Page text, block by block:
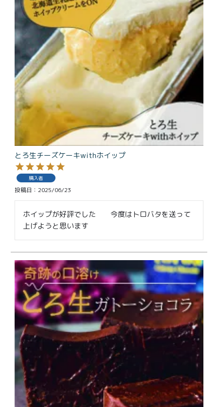
とろ生チーズケーキwithホイップ
購入者
投稿日 2025/06/23
ホイップが好評でした　　今度はトロバタを送って